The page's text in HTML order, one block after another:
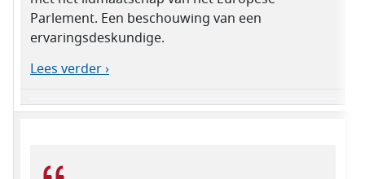
Parlement. Een beschouwing van een
ervaringsdeskundige.
Lees verder ›